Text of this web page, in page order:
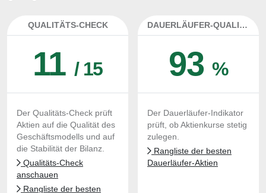
QUALITÄTS-CHECK
11/ 15
Der Qualitäts-Check prüft
Aktien auf die Qualität des
Geschäftsmodells und auf
die Stabilität der Bilanz.
Qualitäts-Check
anschauen
Rangliste der besten
DAUERLÄUFER-QUALITÄTEN
93%
Der Dauerläufer-Indikator
prüft, ob Aktienkurse stetig
zulegen.
Rangliste der besten
Dauerläufer-Aktien